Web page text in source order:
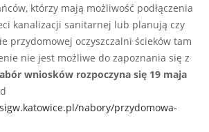
którzy mają możliwość podłączenia
kanalizacji sanitarnej lub planują czy
przydomowej oczyszczalni ścieków tam
nie jest możliwe do zapoznania się z
wniosków rozpoczyna się 19 maja
nabory/przydomowa-